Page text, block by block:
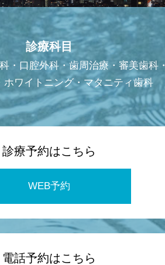
診療科目
・口腔外科・歯周治療・審美歯科
ホワイトニング・マタニティ歯科
診療予約はこちら
WEB予約
電話予約はこちら